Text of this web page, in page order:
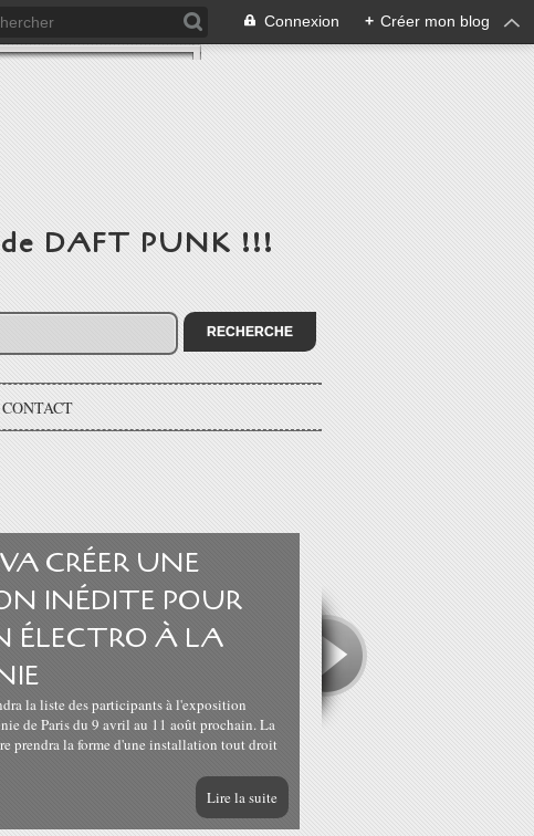
Connexion + Créer mon blog
DAFT PUNK !!!
CONTACT
CRÉER UNE
INÉDITE POUR
ÉLECTRO À LA
la liste des participants à l'exposition
de Paris du 9 avril au 11 août prochain. La
prendra la forme d'une installation tout droit
Lire la suite